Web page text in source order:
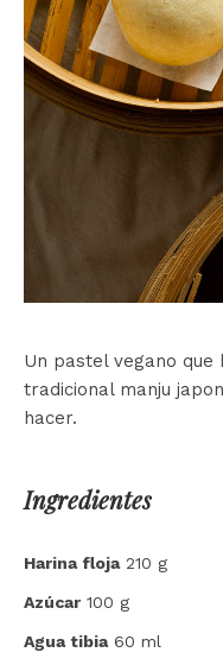
Un pastel vegano
tradicional manju
hacer.
Ingredientes
Harina floja210 g
Azúcar 100 g
Agua tibia60 ml